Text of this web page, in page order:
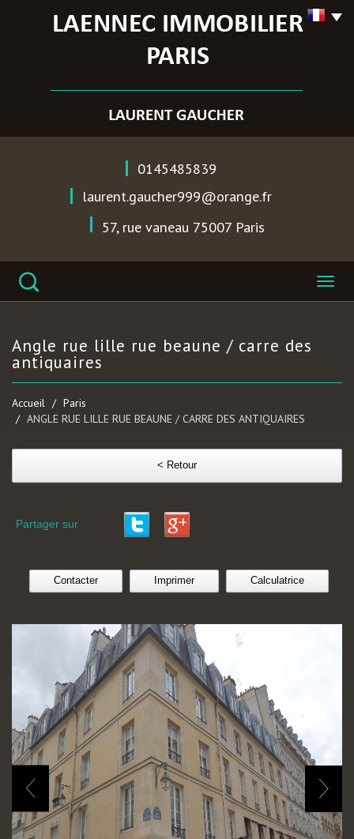
0145485839
laurent.gaucher999@orange.fr
57, rue vaneau 75007 Paris
angle rue lille rue beaune / carre des
antiquaires
Accueil
Paris
ANGLE RUE LILLE RUE BEAUNE / CARRE DES ANTIQUAIRES
< Retour
Partager sur
Contacter Imprimer Calculatrice